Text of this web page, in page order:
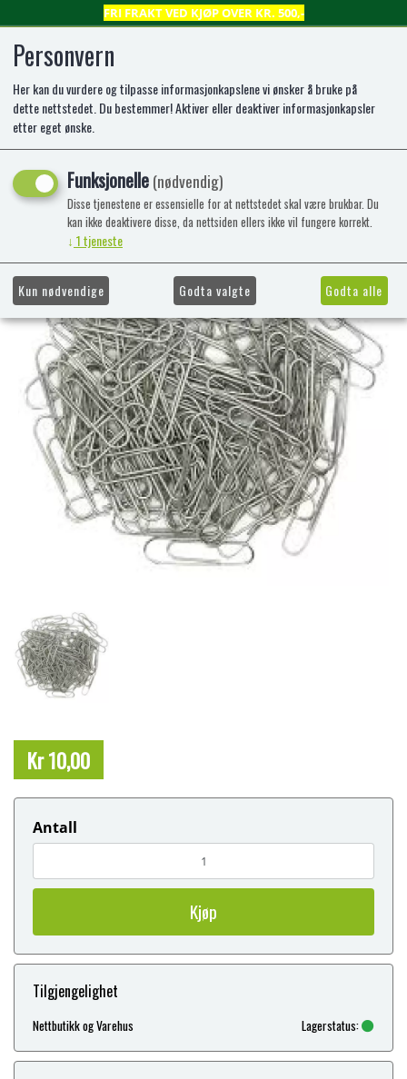
FRI FRAKT VED KJØP OVER KR. 500,-
0
binders sølv 100pk
Kr 10,00
Antall
Kjøp
Tilgjengelighet
Nettbutikk og Varehus Lagerstatus:
Personvern
Her kan du vurdere og tilpasse informasjonkapslene vi ønsker å bruke på
dette nettstedet. Du bestemmer! Aktiver eller deaktiver informasjonkapsler
etter eget ønske.
Funksjonelle(nødvendig)
Disse tjenestene er essensielle for at nettstedet skal være brukbar. Du
kan ikke deaktivere disse, da nettsiden ellers ikke vil fungere korrekt.
↓ 1tjeneste
Kun nødvendige Godta valgte Godta alle